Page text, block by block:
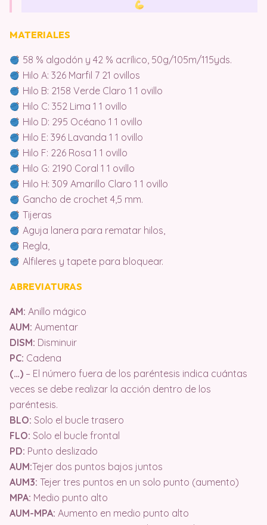
MATERIALES
58 % algodón y 42 % acrílico, 50g/105m/115yds.
Hilo A: 326 Marfil 7 21 ovillos
Hilo B: 2158 Verde Claro 1 1 ovillo
Hilo C: 352 Lima 1 1 ovillo
Hilo D: 295 Océano 1 1 ovillo
Hilo E: 396 Lavanda 1 1 ovillo
Hilo F: 226 Rosa 1 1 ovillo
Hilo G: 2190 Coral 1 1 ovillo
Hilo H: 309 Amarillo Claro 1 1 ovillo
Gancho de crochet 4,5 mm.
Tijeras
Aguja lanera para rematar hilos,
Regla,
Alfileres y tapete para bloquear.
ABREVIATURAS
AM: Anillo mágico
AUM: Aumentar
DISM: Disminuir
PC: Cadena
(…) – El número fuera de los paréntesis indica cuántas
veces se debe realizar la acción dentro de los
paréntesis.
BLO: Solo el bucle trasero
FLO: Solo el bucle frontal
PD: Punto deslizado
AUM:Tejer dos puntos bajos juntos
AUM3: Tejer tres puntos en un solo punto (aumento)
MPA: Medio punto alto
AUM-MPA: Aumento en medio punto alto